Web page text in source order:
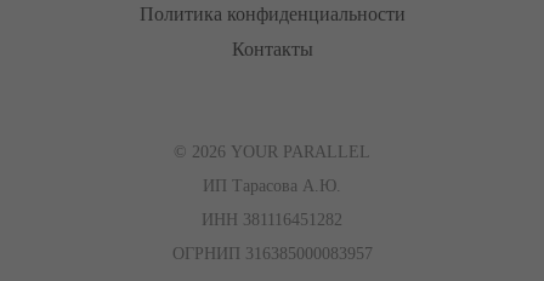
Политика конфиденциальности
Контакты
© 2026 YOUR PARALLEL
ИП Тарасова А.Ю.
ИНН 381116451282
ОГРНИП 316385000083957